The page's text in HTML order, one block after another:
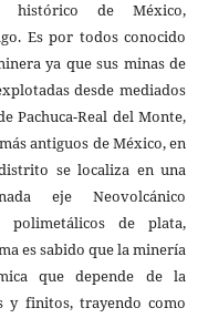
histórico de México,
Es por todos conocido
ya que sus minas de
desde mediados
Pachuca-Real del Monte,
antiguos de México, en
se localiza en una
eje Neovolcánico
polimetálicos de plata,
es sabido que la minería
que depende de la
y finitos, trayendo como